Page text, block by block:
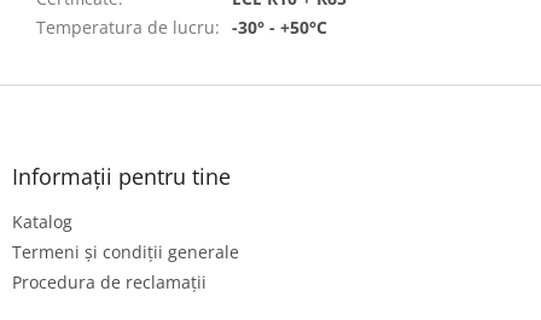
Temperatura de lucru: -30° - +50°C
S
Informații pentru tine
Katalog
Termeni și condiții generale
Procedura de reclamații